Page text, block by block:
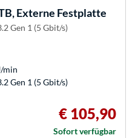
Externe Festplatte
Gen 1 (5 Gbit/s)
min
Gen 1 (5 Gbit/s)
€ 105,90
Sofort verfügbar